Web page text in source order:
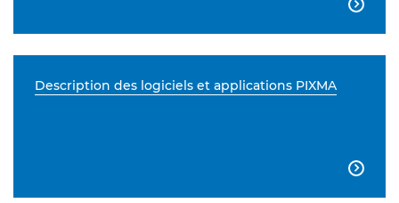

Description des logiciels et applications PIXMA
